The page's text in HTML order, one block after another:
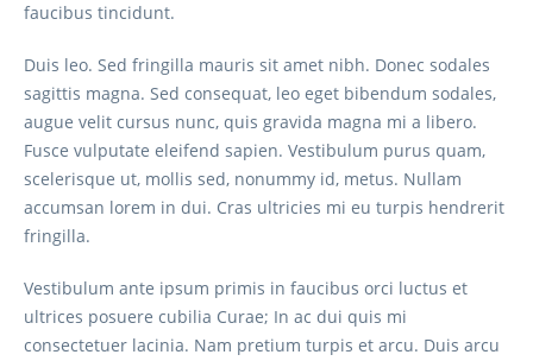
faucibus tincidunt.
Duis leo. Sed fringilla mauris sit amet nibh. Donec sodales
sagittis magna. Sed consequat, leo eget bibendum sodales,
augue velit cursus nunc, quis gravida magna mi a libero.
Fusce vulputate eleifend sapien. Vestibulum purus quam,
scelerisque ut, mollis sed, nonummy id, metus. Nullam
accumsan lorem in dui. Cras ultricies mi eu turpis hendrerit
fringilla.
Vestibulum ante ipsum primis in faucibus orci luctus et
ultrices posuere cubilia Curae; In ac dui quis mi
consectetuer lacinia. Nam pretium turpis et arcu. Duis arcu